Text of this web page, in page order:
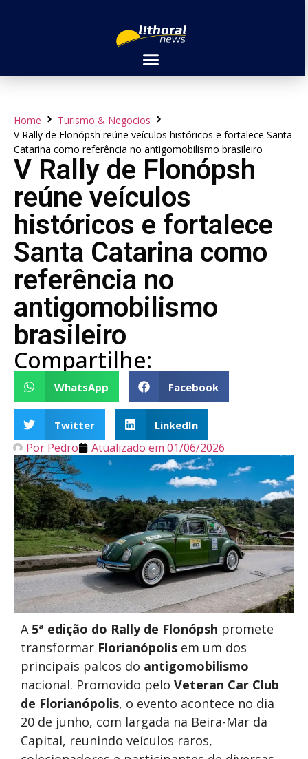
Home
Turismo & Negocios
V Rally de Flonópsh reúne veículos históricos e fortalece Santa
Catarina como referência no antigomobilismo brasileiro
V Rally de Flonópsh
reúne veículos
históricos e fortalece
Santa Catarina como
referência no
antigomobilismo
brasileiro
Compartilhe:
WhatsApp Facebook
Twitter LinkedIn
Por Pedro Atualizado em 01/06/2026
A 5ª edição do Rally de Flonópsh promete
transformar Florianópolis em um dos
principais palcos do antigomobilismo
nacional. Promovido pelo Veteran Car Club
de Florianópolis, o evento acontece no dia
20 de junho, com largada na Beira-Mar da
Capital, reunindo veículos raros,